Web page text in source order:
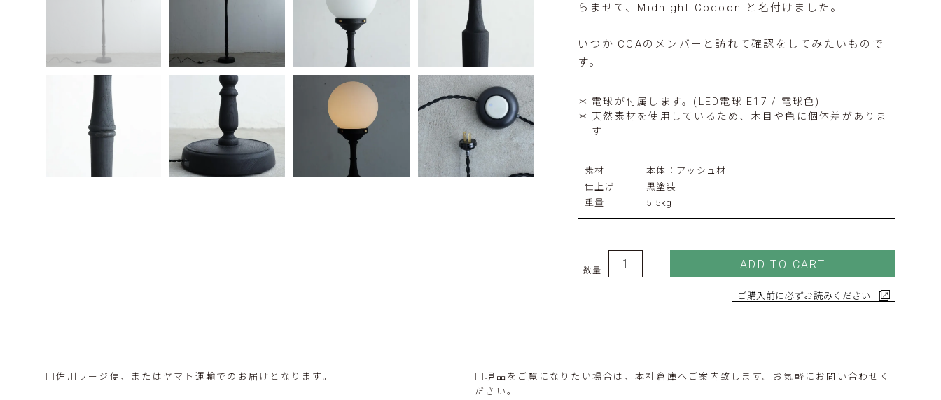
らませて、Midnight Cocoon と名付けました。
いつかICCAのメンバーと訪れて確認をしてみたいもので
す。
電球が付属します。(LED電球 E17 / 電球色)
天然素材を使用しているため、木目や色に個体差がありま
す
素材
本体：アッシュ材
仕上げ
黒塗装
重量
5.5kg
数量 ADD TO CART
ご購入前に必ずお読みください
□佐川ラージ便、またはヤマト運輸でのお届けとなります。
□現品をご覧になりたい場合は、本社倉庫へご案内致します。お気軽にお問い合わせく
ださい。